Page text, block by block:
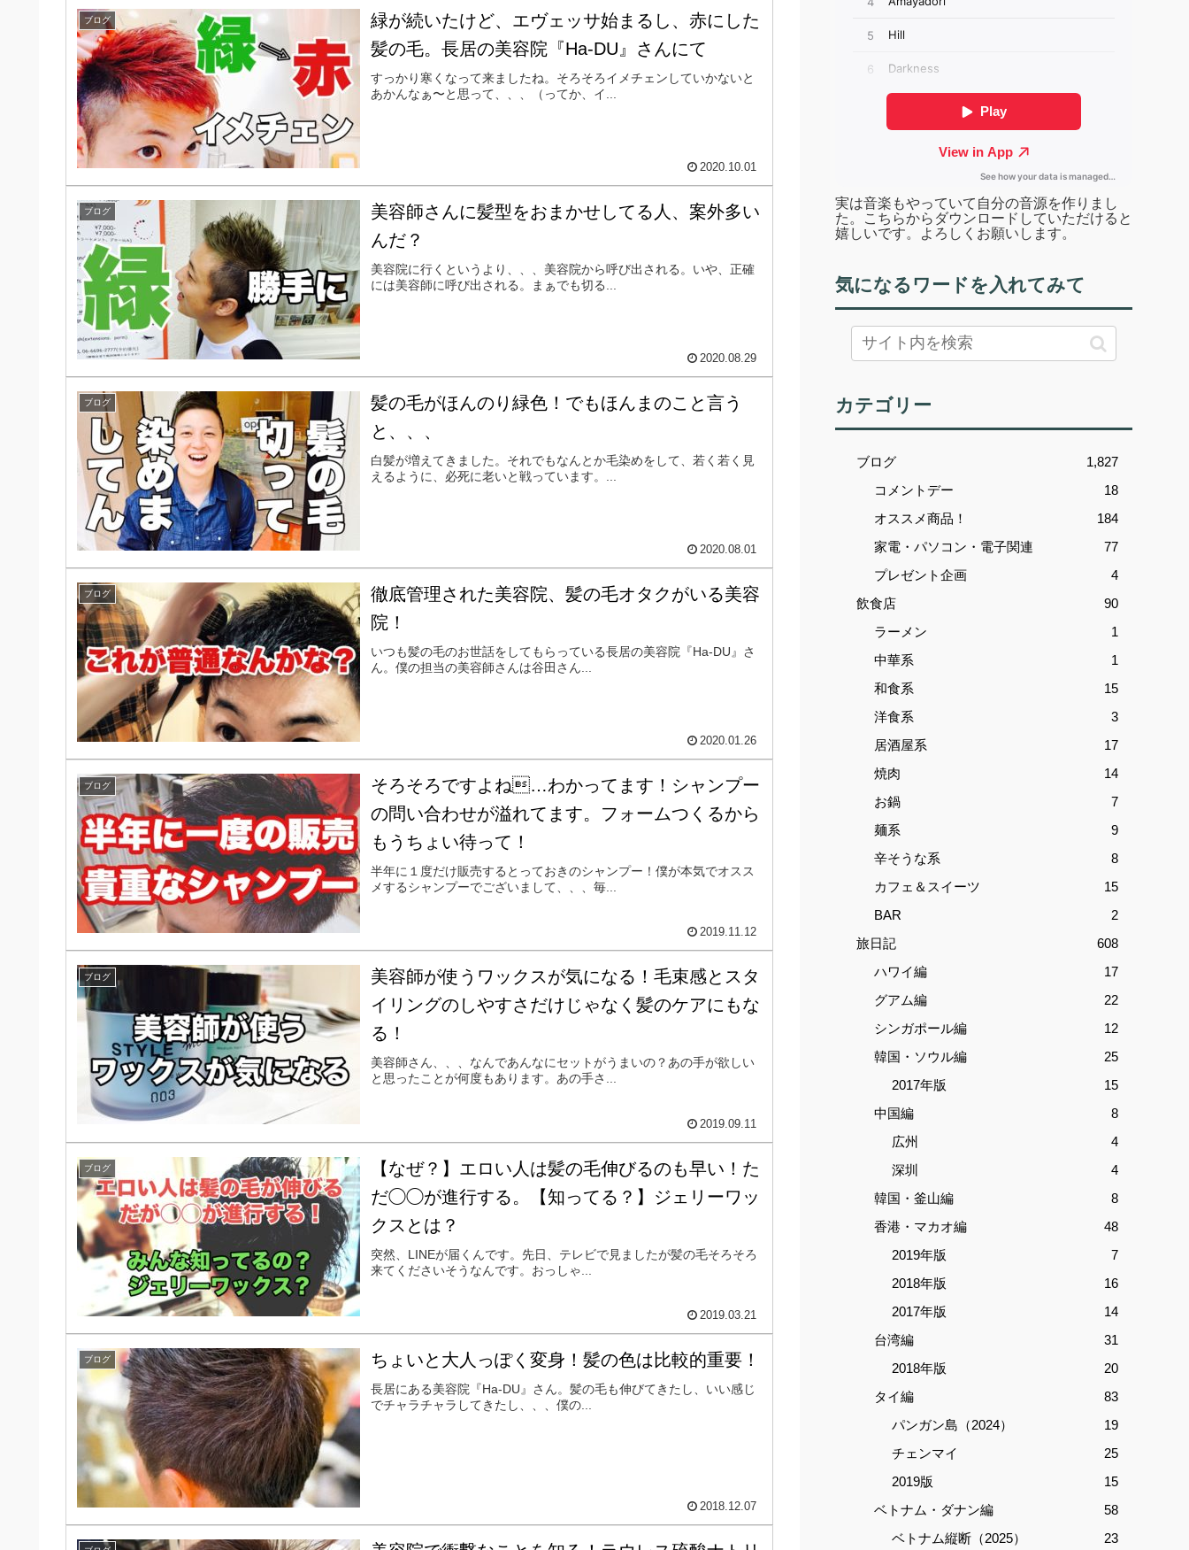
ブログ
緑が続いたけど、エヴェッサ始まるし、赤にした
髪の毛。長居の美容院『Ha-DU』さんにて
すっかり寒くなって来ましたね。そろそろイメチェンしていかないと
あかんなぁ〜と思って、、、（ってか、イ...
2020.10.01
ブログ
美容師さんに髪型をおまかせしてる人、案外多い
んだ？
美容院に行くというより、、、美容院から呼び出される。いや、正確
には美容師に呼び出される。まぁでも切る...
2020.08.29
ブログ
髪の毛がほんのり緑色！でもほんまのこと言う
と、、、
白髪が増えてきました。それでもなんとか毛染めをして、若く若く見
えるように、必死に老いと戦っています。...
2020.08.01
ブログ
徹底管理された美容院、髪の毛オタクがいる美容
院！
いつも髪の毛のお世話をしてもらっている長居の美容院『Ha-DU』さ
ん。僕の担当の美容師さんは谷田さん...
2020.01.26
ブログ
そろそろですよね…わかってます！シャンプー
の問い合わせが溢れてます。フォームつくるから
もうちょい待って！
半年に１度だけ販売するとっておきのシャンプー！僕が本気でオスス
メするシャンプーでございまして、、、毎...
2019.11.12
ブログ
美容師が使うワックスが気になる！毛束感とスタ
イリングのしやすさだけじゃなく髪のケアにもな
る！
美容師さん、、、なんであんなにセットがうまいの？あの手が欲しい
と思ったことが何度もあります。あの手さ...
2019.09.11
ブログ
【なぜ？】エロい人は髪の毛伸びるのも早い！た
だ◯◯が進行する。【知ってる？】ジェリーワッ
クスとは？
突然、LINEが届くんです。先日、テレビで見ましたが髪の毛そろそろ
来てくださいそうなんです。おっしゃ...
2019.03.21
ブログ ちょいと大人っぽく変身！髪の色は比較的重要！
長居にある美容院『Ha-DU』さん。髪の毛も伸びてきたし、いい感じ
でチャラチャラしてきたし、、、僕の...
2018.12.07
実は音楽もやっていて自分の音源を作りまし
た。こちらからダウンロードしていただけると
嬉しいです。よろしくお願いします。
気になるワードを入れてみて
カテゴリー
ブログ
1,827
コメントデー
18
オススメ商品！
184
家電・パソコン・電子関連
77
プレゼント企画
4
飲食店
90
ラーメン
1
中華系
1
和食系
15
洋食系
3
居酒屋系
17
焼肉
14
お鍋
7
麺系
9
辛そうな系
8
カフェ＆スイーツ
15
BAR
2
旅日記
608
ハワイ編
17
グアム編
22
シンガポール編
12
韓国・ソウル編
25
2017年版
15
中国編
8
広州
4
深圳
4
韓国・釜山編
8
香港・マカオ編
48
2019年版
7
2018年版
16
2017年版
14
台湾編
31
2018年版
20
タイ編
83
パンガン島（2024）
19
チェンマイ
25
2019版
15
ベトナム・ダナン編
58
ベトナム縦断（2025）
23